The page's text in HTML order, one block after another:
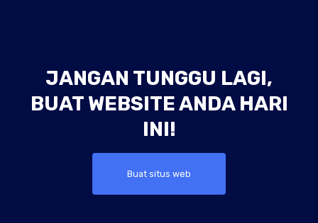
JANGAN TUNGGU LAGI,
BUAT WEBSITE ANDA HARI
INI!
Buat situs web